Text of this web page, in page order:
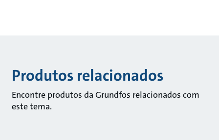
Produtos relacionados
Encontre produtos da Grundfos relacionados com
este tema.